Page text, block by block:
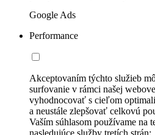
Google Ads
Performance
Akceptovaním týchto služieb
surfovanie v rámci našej
vyhodnocovať s cieľom
a neustále zlepšovať celkovú
Vaším súhlasom používame na
nasledujúce služby tretích strán: